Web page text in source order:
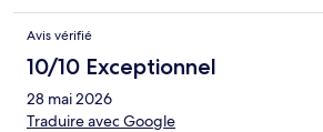
Avis vérifié
10/10 Exceptionnel
28 mai 2026
Traduire avec Google